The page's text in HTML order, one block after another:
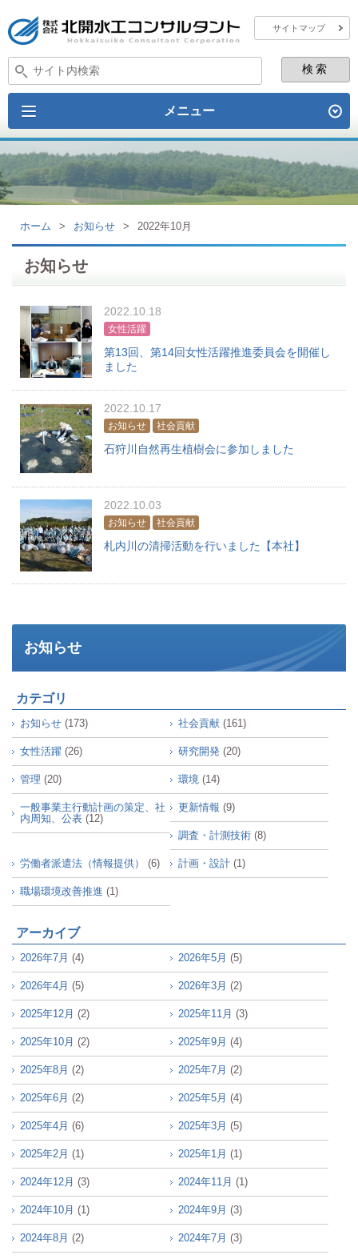
サイトマップ
メニュー
ホーム > お知らせ > 2022年10月
お知らせ
2022.10.18
女性活躍
第13回、第14回女性活躍推進委員会を開催し
ました
2022.10.17
お知らせ 社会貢献
石狩川自然再生植樹会に参加しました
2022.10.03
お知らせ 社会貢献
札内川の清掃活動を行いました【本社】
お知らせ
カテゴリ
お知らせ (173) 社会貢献 (161)
女性活躍 (26) 研究開発 (20)
管理 (20) 環境 (14)
一般事業主行動計画の策定、社
内周知、公表 (12)
更新情報 (9)
調査・計測技術 (8)
労働者派遣法（情報提供） (6) 計画・設計 (1)
職場環境改善推進 (1)
アーカイブ
2026年7月 (4) 2026年5月 (5)
2026年4月 (5) 2026年3月 (2)
2025年12月 (2) 2025年11月 (3)
2025年10月 (2) 2025年9月 (4)
2025年8月 (2) 2025年7月 (2)
2025年6月 (2) 2025年5月 (4)
2025年4月 (6) 2025年3月 (5)
2025年2月 (1) 2025年1月 (1)
2024年12月 (3) 2024年11月 (1)
2024年10月 (1) 2024年9月 (3)
2024年8月 (2) 2024年7月 (3)